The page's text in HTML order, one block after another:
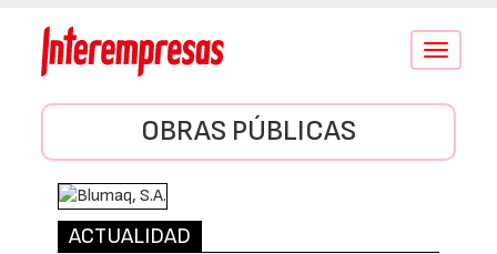
Conmutar
OBRAS PÚBLICAS
ACTUALIDAD